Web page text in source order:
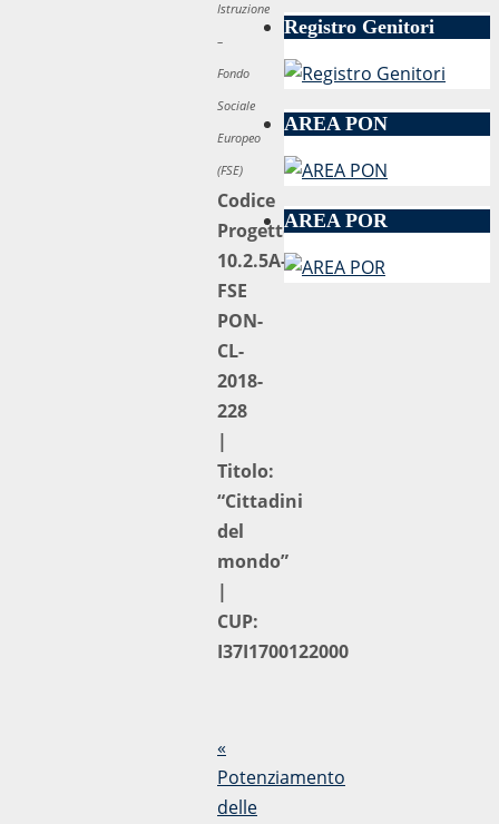
Istruzione
–
Fondo
Sociale
Europeo
(FSE)
Codice
Progetto:
10.2.5A-
FSE
PON-
CL-
2018-
228
|
Titolo:
“Cittadini
del
mondo”
|
CUP:
I37I1700122000
«
Potenziamento
delle
Registro Genitori
AREA PON
AREA POR